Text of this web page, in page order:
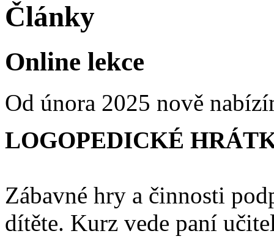
Články
Online lekce
Od února 2025 nově
LOGOPEDICKÉ
Zábavné hry a činnosti
dítěte. Kurz vede paní